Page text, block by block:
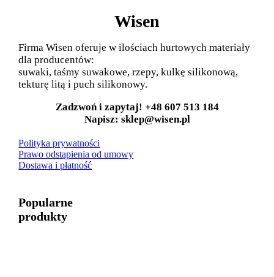
Wisen
Firma Wisen oferuje w ilościach hurtowych materiały
dla producentów:
suwaki, taśmy suwakowe, rzepy, kulkę silikonową,
tekturę litą i puch silikonowy.
Zadzwoń i zapytaj! +48 607 513 184
Napisz: sklep@wisen.pl
Polityka prywatności
Prawo odstąpienia od umowy
Dostawa i płatność
Popularne
produkty